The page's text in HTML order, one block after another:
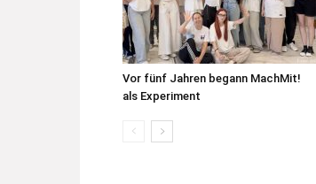
Vor fünf Jahren begann MachMit!
als Experiment